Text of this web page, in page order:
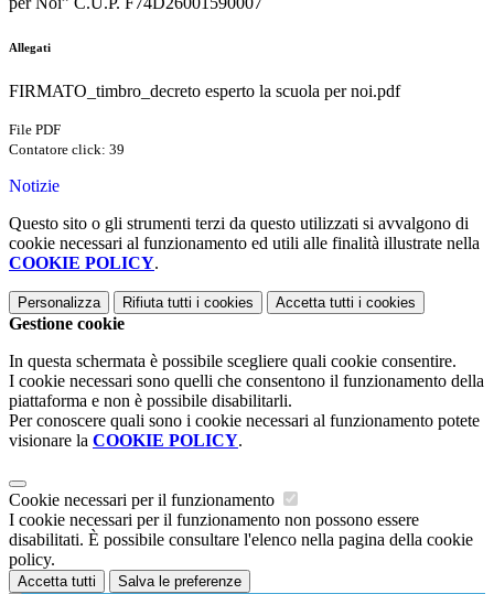
Allegati
FIRMATO_timbro_decreto esperto la scuola per noi.pdf
File PDF
Contatore click: 39
Notizie
Questo sito o gli strumenti terzi da questo utilizzati si avvalgono di
cookie necessari al funzionamento ed utili alle finalità illustrate nella
COOKIE POLICY.
Personalizza Rifiuta tutti i cookies Accetta tutti i cookies
Gestione cookie
In questa schermata è possibile scegliere quali cookie consentire.
I cookie necessari sono quelli che consentono il funzionamento della
piattaforma e non è possibile disabilitarli.
Per conoscere quali sono i cookie necessari al funzionamento potete
visionare la COOKIE POLICY.
Cookie necessari per il funzionamento
I cookie necessari per il funzionamento non possono essere
disabilitati. È possibile consultare l'elenco nella pagina della cookie
policy.
Accetta tutti Salva le preferenze